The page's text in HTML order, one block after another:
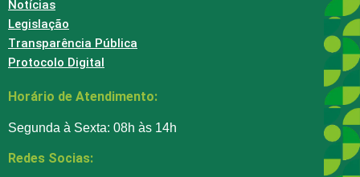
Notícias
Legislação
Transparência Pública
Protocolo Digital
Horário de Atendimento:
Segunda à Sexta: 08h às 14h
Redes Socias: